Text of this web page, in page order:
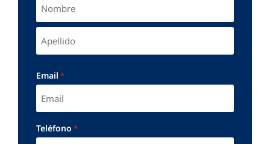
Email *
Teléfono *